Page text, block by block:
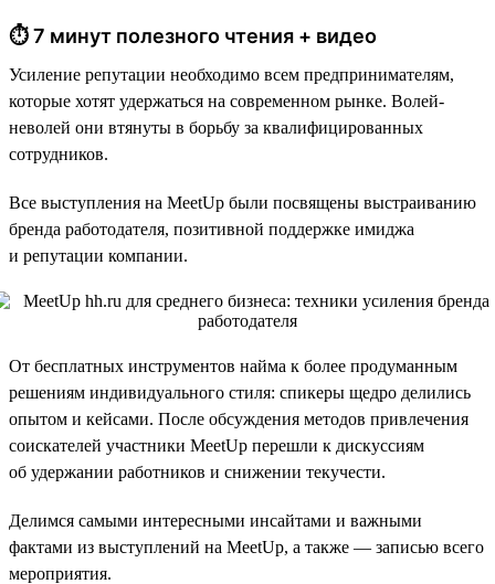
⏱ 7 минут полезного чтения + видео
Усиление репутации необходимо всем предпринимателям,
которые хотят удержаться на современном рынке. Волей-
неволей они втянуты в борьбу за квалифицированных
сотрудников.
Все выступления на MeetUp были посвящены выстраиванию
бренда работодателя, позитивной поддержке имиджа
и репутации компании.
От бесплатных инструментов найма к более продуманным
решениям индивидуального стиля: спикеры щедро делились
опытом и кейсами. После обсуждения методов привлечения
соискателей участники MeetUp перешли к дискуссиям
об удержании работников и снижении текучести.
Делимся самыми интересными инсайтами и важными
фактами из выступлений на MeetUp, а также — записью всего
мероприятия.